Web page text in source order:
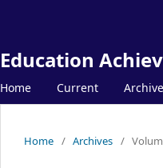
Education
Home Current
Home / Archives /